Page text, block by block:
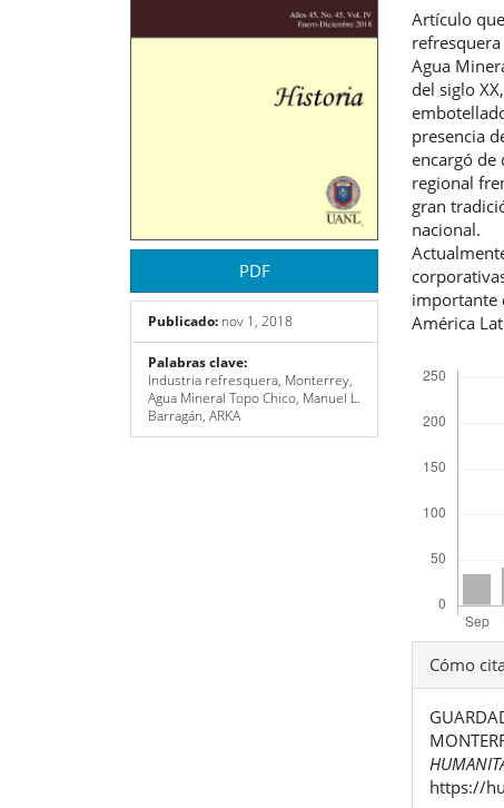
PDF
Publicado: nov 1, 2018
Palabras clave:
Industria refresquera, Monterrey,
Agua Mineral Topo Chico, Manuel L.
Barragán, ARKA
Artículo
Agua
del siglo
presencia
encargó de
regional
gran
nacional.
importante
América
del
Cómo
https://